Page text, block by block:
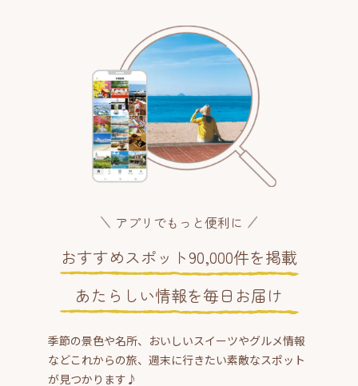
アプリでもっと便利に
おすすめスポット90,000件を掲載
あたらしい情報を毎日お届け
季節の景色や名所、おいしいスイーツやグルメ情報
などこれからの旅、週末に行きたい素敵なスポット
が見つかります♪